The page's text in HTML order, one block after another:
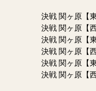
決戦 関ヶ原【
決戦 関ヶ原【
決戦 関ヶ原【
決戦 関ヶ原【
決戦 関ヶ原【
決戦 関ヶ原【